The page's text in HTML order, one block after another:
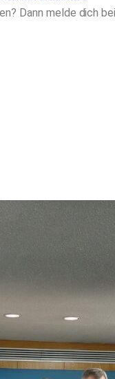
Dann melde dich bei